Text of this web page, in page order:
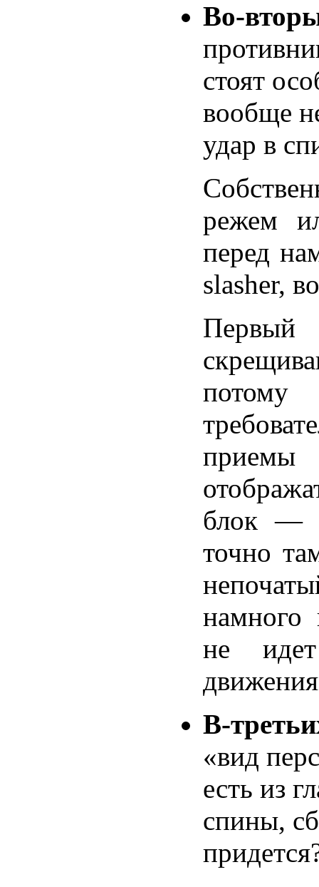
Во-
стоят
вообще
удар в
режем
перед
slasher,
Первый
блок —
точно
намного
не
В-
«вид
есть из
спины,